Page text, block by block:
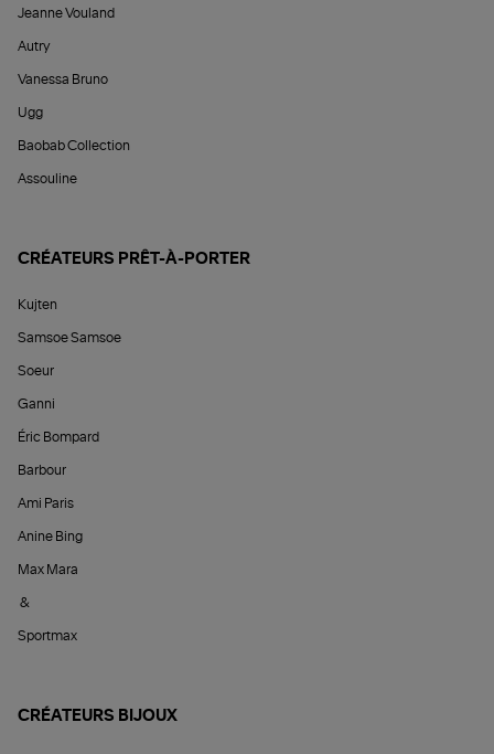
Jeanne Vouland
Autry
Vanessa Bruno
Ugg
Baobab Collection
Assouline
CRÉATEURS PRÊT-À-PORTER
Kujten
Samsoe Samsoe
Soeur
Ganni
Éric Bompard
Barbour
Ami Paris
Anine Bing
Max Mara
&
Sportmax
CRÉATEURS BIJOUX